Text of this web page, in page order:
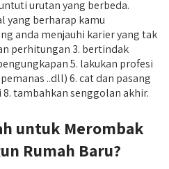
urutan yang berbeda.
yang berharap kamu
anda menjauhi karier yang tak
perhitungan 3. bertindak
5. lakukan profesi
..dll) 6. cat dan pasang
tambahkan senggolan akhir.
untuk Merombak
Rumah Baru?